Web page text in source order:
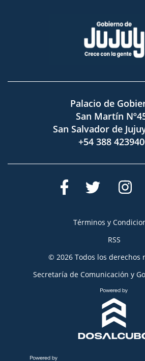
Palacio de
San Martín
San Salvador de
+54 388
Términos y
RSS
© 2026 Todos los derechos
Secretaría de Comunicación y